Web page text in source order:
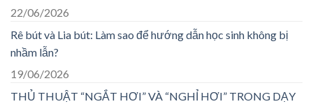
22/06/2026
Rê bút và Lia bút: Làm sao để hướng dẫn học sinh không bị
nhầm lẫn?
19/06/2026
THỦ THUẬT “NGẮT HƠI” VÀ “NGHỈ HƠI” TRONG DẠY